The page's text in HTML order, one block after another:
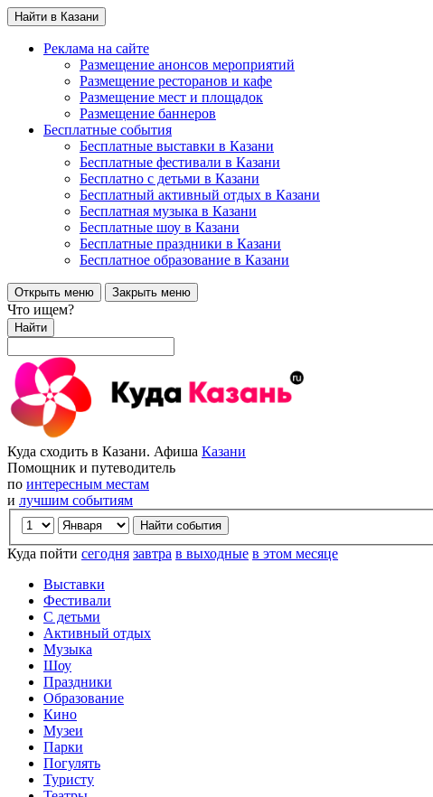
Найти в Казани
Реклама на сайте
Размещение анонсов мероприятий
Размещение ресторанов и кафе
Размещение мест и площадок
Размещение баннеров
Бесплатные события
Бесплатные выставки в Казани
Бесплатные фестивали в Казани
Бесплатно с детьми в Казани
Бесплатный активный отдых в Казани
Бесплатная музыка в Казани
Бесплатные шоу в Казани
Бесплатные праздники в Казани
Бесплатное образование в Казани
Открыть меню Закрыть меню
Что ищем?
Найти
Куда сходить в Казани. Афиша Казани
Помощник и путеводитель
по интересным местам
и лучшим событиям
Куда пойти сегодня завтра в выходные в этом месяце
Выставки
Фестивали
С детьми
Активный отдых
Музыка
Шоу
Праздники
Образование
Кино
Музеи
Парки
Погулять
Туристу